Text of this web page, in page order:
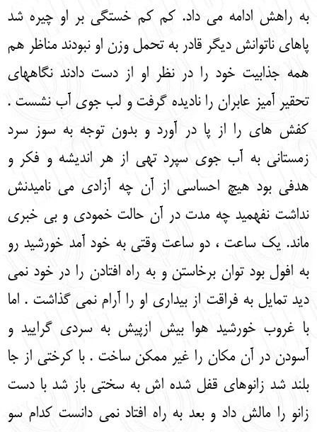
به راهش ادامه می داد. کم کم خستگی بر او چیره شد
پاهای ناتوانش دیگر قادر به تحمل وزن او نبودند مناظر هم
همه جذابیت خود را در نظر او از دست دادند نگاههای
تحقیر آمیز عابران را نادیده گرفت و لب جوی آب نشست .
کفش های را از پا در آورد و بدون توجه به سوز سرد
زمستانی به آب جوی سپرد تهی از هر اندیشه و فکر و
هدفی بود هیچ احساسی از آن چه آزادی می نامیدنش
نداشت نفهمید چه مدت در آن حالت خمودی و بی خبری
ماند. یک ساعت ، دو ساعت وقتی به خود آمد خورشید رو
به افول بود توان برخاستن و به راه افتادن را در خود نمی
دید تمایل به فراقت از بیداری او را آرام نمی گذاشت . اما
با غروب خورشید هوا بیش ازپیش به سردی گرایید و
آسودن در آن مکان را غیر ممکن ساخت . با کرختی از جا
بلند شد زانوهای قفل شده اش به سختی باز شد با دست
زانو را مالش داد و بعد به راه افتاد نمی دانست کدام سو